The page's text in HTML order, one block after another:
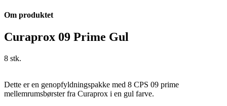
Om produktet
Curaprox 09 Prime Gul
8 stk.
Dette er en genopfyldningspakke med 8 CPS 09 prime
mellemrumsbørster fra Curaprox i en gul farve.